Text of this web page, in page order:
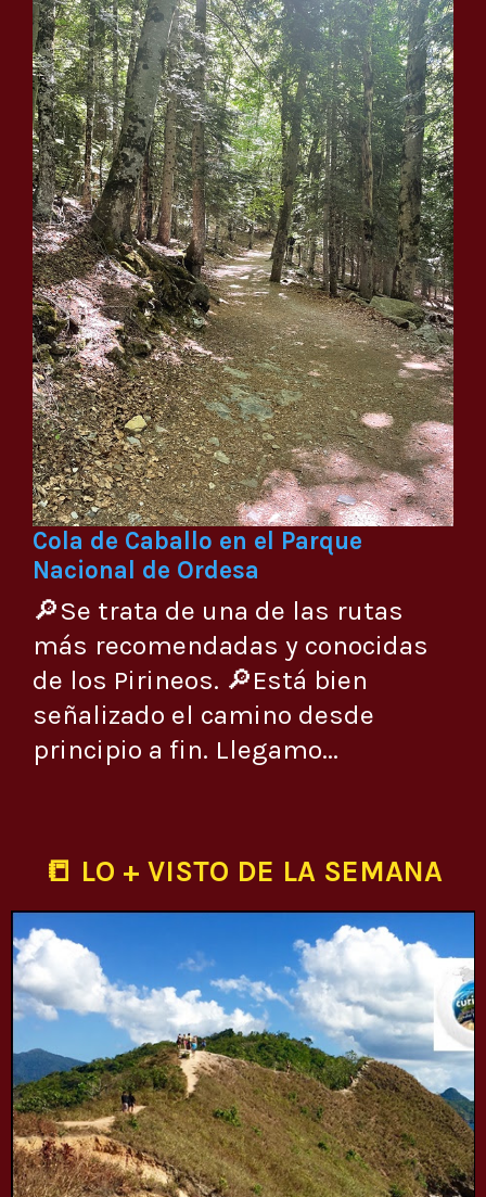
Cola de Caballo en el Parque
Nacional de Ordesa
🔎Se trata de una de las rutas
más recomendadas y conocidas
de los Pirineos. 🔎Está bien
señalizado el camino desde
principio a fin. Llegamo...
📒 LO + VISTO DE LA SEMANA